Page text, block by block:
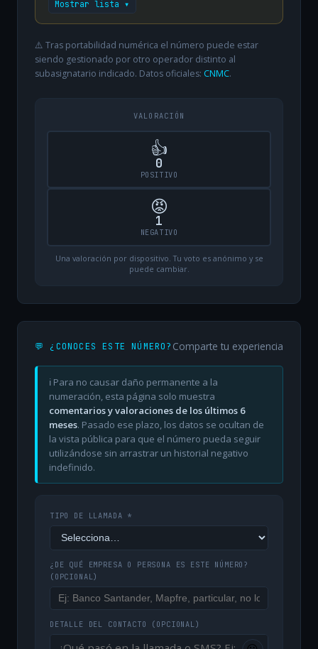
Mostrar lista ▾
⚠️ Tras portabilidad numérica el número puede estar
siendo gestionado por otro operador distinto al
subasignatario indicado. Datos oficiales: CNMC.
VALORACIÓN
👍
0
POSITIVO
😡
1
NEGATIVO
Una valoración por dispositivo. Tu voto es anónimo y se
puede cambiar.
💬 ¿CONOCES ESTE NÚMERO? Comparte tu experiencia
ℹ️ Para no causar daño permanente a la
numeración, esta página solo muestra
comentarios y valoraciones de los últimos 6
meses. Pasado ese plazo, los datos se ocultan de
la vista pública para que el número pueda seguir
utilizándose sin arrastrar un historial negativo
indefinido.
TIPO DE LLAMADA *
¿DE QUÉ EMPRESA O PERSONA ES ESTE NÚMERO?
(OPCIONAL)
DETALLE DEL CONTACTO (OPCIONAL)